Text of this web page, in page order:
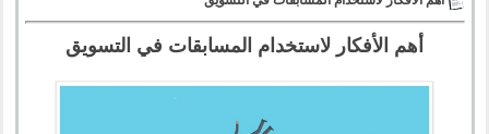
أهم الأفكار لاستخدام المسابقات في التسويق